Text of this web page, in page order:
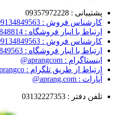
پشتیبانی : 09357972228
کارشناس فروش : 09134849563
ارتباط با انبار فروشگاه : 09132848814
کارشناس فروش : 09134849563
ارتباط با انبار فروشگاه : 09134849563
اینستاگرام : aprangcom@
ارتباط از طریق تلگرام : aprangco@
آپارات : aprang.com@
تلفن دفتر : 03132227353